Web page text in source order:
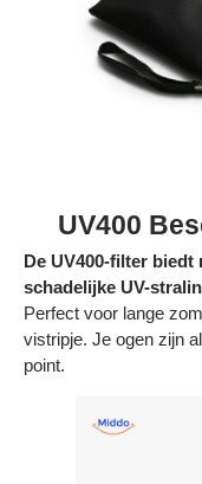
UV400
De UV400-filter
schadelijke UV-
Perfect voor lange
vistripje. Je ogen zijn
point.